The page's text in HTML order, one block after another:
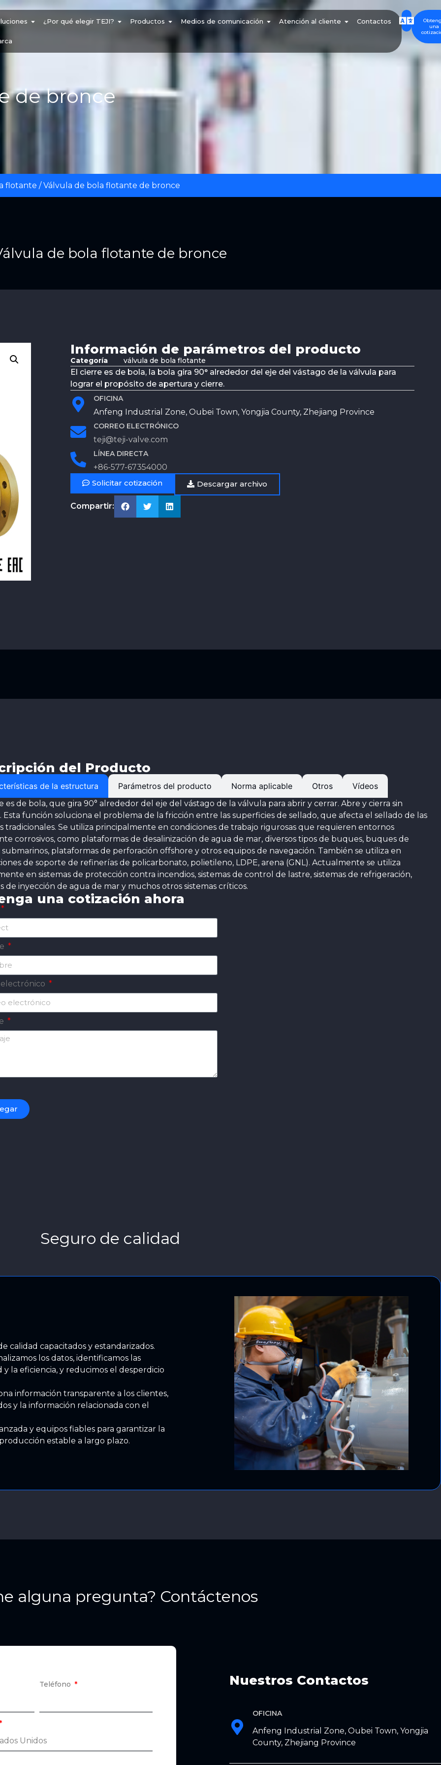
¿Por qué elegir TEJI? Productos Medios de comunicación Atención al cliente Contactos
una
de bronce
flotante / Válvula de bola flotante de bronce
de bola flotante de bronce
Información de parámetros del producto
Categoría válvula de bola flotante
El cierre es de bola, la bola gira 90° alrededor del eje del vástago de la válvula para
lograr el propósito de apertura y cierre.
OFICINA
Anfeng Industrial Zone, Oubei Town, Yongjia County, Zhejiang Province
CORREO ELECTRÓNICO
teji@teji-valve.com
LÍNEA DIRECTA
+86-577-67354000
Solicitar cotización
Descargar archivo
Compartir:
del Producto
de la estructura Parámetros del producto Norma aplicable Otros Vídeos
es de bola, que gira 90° alrededor del eje del vástago de la válvula para abrir y cerrar. Abre y cierra sin
Esta función soluciona el problema de la fricción entre las superficies de sellado, que afecta el sellado de las
tradicionales. Se utiliza principalmente en condiciones de trabajo rigurosas que requieren entornos
corrosivos, como plataformas de desalinización de agua de mar, diversos tipos de buques, buques de
plataformas de perforación offshore y otros equipos de navegación. También se utiliza en
de soporte de refinerías de policarbonato, polietileno, LDPE, arena (GNL). Actualmente se utiliza
en sistemas de protección contra incendios, sistemas de control de lastre, sistemas de refrigeración,
de inyección de agua de mar y muchos otros sistemas críticos.
una cotización ahora
Seguro de calidad
calidad capacitados y estandarizados.
los datos, identificamos las
la eficiencia, y reducimos el desperdicio
información transparente a los clientes,
y la información relacionada con el
y equipos fiables para garantizar la
estable a largo plazo.
alguna pregunta? Contáctenos
Teléfono Nuestros Contactos
OFICINA
Anfeng Industrial Zone, Oubei Town, Yongjia
County, Zhejiang Province